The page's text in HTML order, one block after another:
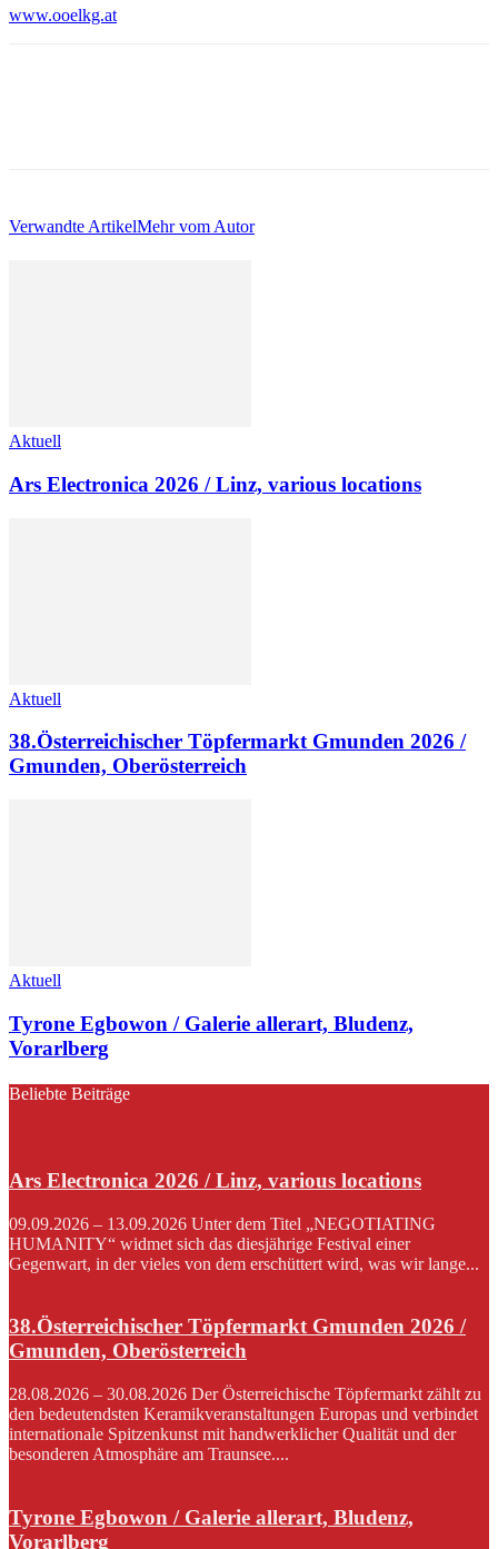
www.ooelkg.at
Verwandte ArtikelMehr vom Autor
Aktuell
Ars Electronica 2026 / Linz, various locations
Aktuell
38.Österreichischer Töpfermarkt Gmunden 2026 /
Gmunden, Oberösterreich
Aktuell
Tyrone Egbowon / Galerie allerart, Bludenz,
Vorarlberg
Beliebte Beiträge
Ars Electronica 2026 / Linz, various locations
09.09.2026 – 13.09.2026 Unter dem Titel „NEGOTIATING
HUMANITY“ widmet sich das diesjährige Festival einer
Gegenwart, in der vieles von dem erschüttert wird, was wir lange...
38.Österreichischer Töpfermarkt Gmunden 2026 /
Gmunden, Oberösterreich
28.08.2026 – 30.08.2026 Der Österreichische Töpfermarkt zählt zu
den bedeutendsten Keramikveranstaltungen Europas und verbindet
internationale Spitzenkunst mit handwerklicher Qualität und der
besonderen Atmosphäre am Traunsee....
Tyrone Egbowon / Galerie allerart, Bludenz,
Vorarlberg